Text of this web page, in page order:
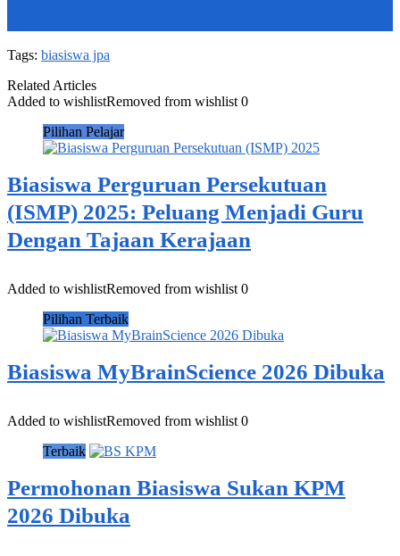
Tags: biasiswa jpa
Related Articles
Added to wishlistRemoved from wishlist 0
Pilihan Pelajar
Biasiswa Perguruan Persekutuan
(ISMP) 2025: Peluang Menjadi Guru
Dengan Tajaan Kerajaan
Added to wishlistRemoved from wishlist 0
Pilihan Terbaik
Biasiswa MyBrainScience 2026 Dibuka
Added to wishlistRemoved from wishlist 0
Terbaik
Permohonan Biasiswa Sukan KPM
2026 Dibuka